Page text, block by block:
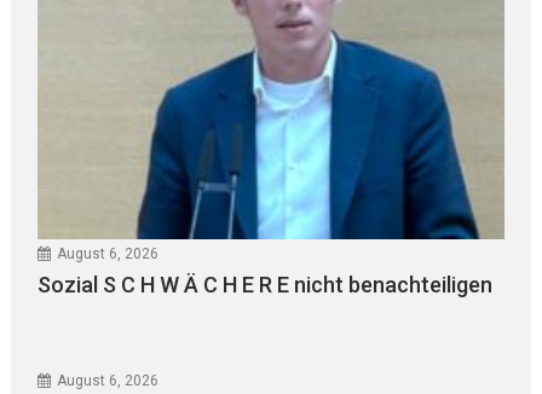
August 6, 2026
Sozial S C H W Ä C H E R E nicht benachteiligen
August 6, 2026